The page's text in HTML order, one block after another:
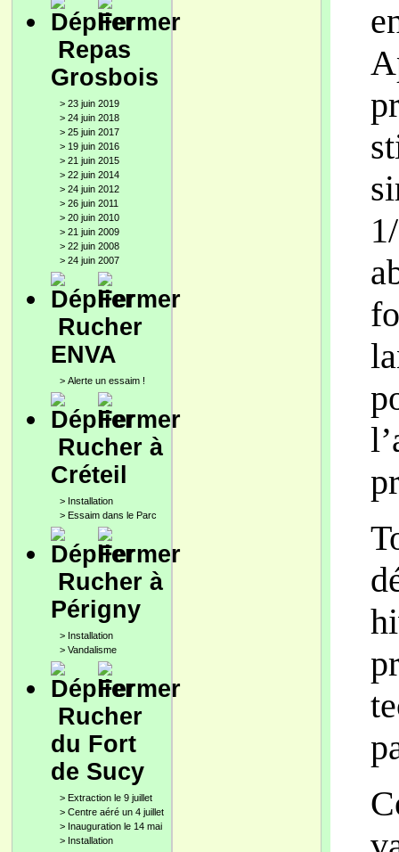
Repas
Grosbois
> 23 juin 2019
> 24 juin 2018
> 25 juin 2017
> 19 juin 2016
> 21 juin 2015
> 22 juin 2014
> 24 juin 2012
> 26 juin 2011
> 20 juin 2010
> 21 juin 2009
> 22 juin 2008
> 24 juin 2007
Rucher
ENVA
> Alerte un essaim !
Rucher à
Créteil
> Installation
> Essaim dans le Parc
Rucher à
Périgny
> Installation
> Vandalisme
Rucher
du Fort
de Sucy
> Extraction le 9 juillet
> Centre aéré un 4 juillet
> Inauguration le 14 mai
> Installation